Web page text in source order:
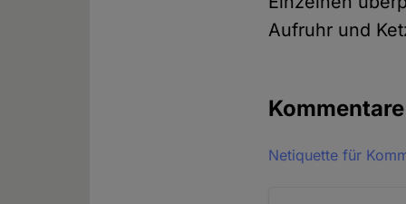
Aufruhr und
Kommentare
Netiquette für